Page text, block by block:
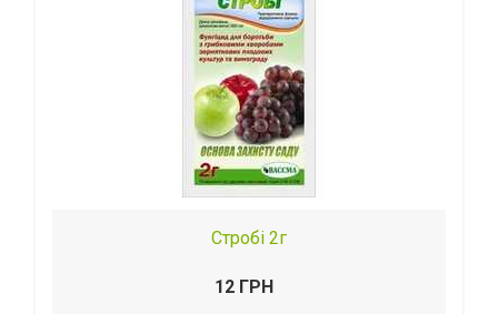
Стробі 2г
12 ГРН